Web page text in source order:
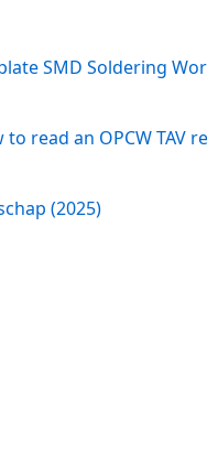
SMD Soldering
to read an OPCW TAV
(2025)